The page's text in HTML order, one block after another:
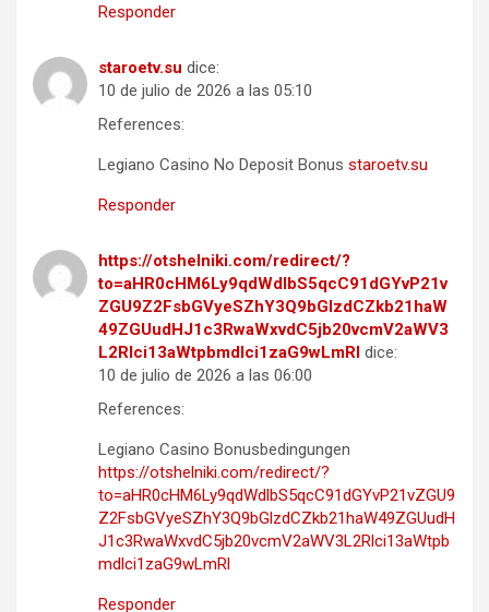
Responder
staroetv.su dice:
10 de julio de 2026 a las 05:10
References:
Legiano Casino No Deposit Bonus staroetv.su
Responder
https://otshelniki.com/redirect/?
to=aHR0cHM6Ly9qdWdlbS5qcC91dGYvP21v
ZGU9Z2FsbGVyeSZhY3Q9bGlzdCZkb21haW
49ZGUudHJ1c3RwaWxvdC5jb20vcmV2aWV3
L2Rlci13aWtpbmdlci1zaG9wLmRl dice:
10 de julio de 2026 a las 06:00
References:
Legiano Casino Bonusbedingungen
https://otshelniki.com/redirect/?
to=aHR0cHM6Ly9qdWdlbS5qcC91dGYvP21vZGU9
Z2FsbGVyeSZhY3Q9bGlzdCZkb21haW49ZGUudH
J1c3RwaWxvdC5jb20vcmV2aWV3L2Rlci13aWtpb
mdlci1zaG9wLmRl
Responder